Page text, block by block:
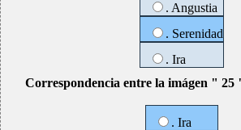
. Angustia
. Serenidad
. Ira
Correspondencia entre la imágen " 25
. Ira